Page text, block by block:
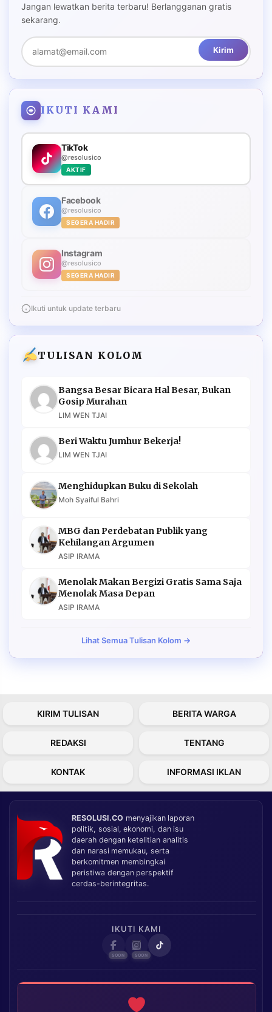
Jangan lewatkan berita terbaru! Berlangganan gratis
sekarang.
Kirim
IKUTI KAMI
TikTok
@resolusico
AKTIF
Facebook
@resolusico
SEGERA HADIR
Instagram
@resolusico
SEGERA HADIR
Ikuti untuk update terbaru
TULISAN KOLOM
Bangsa Besar Bicara Hal Besar, Bukan
Gosip Murahan
LIM WEN TJAI
Beri Waktu Jumhur Bekerja!
LIM WEN TJAI
Menghidupkan Buku di Sekolah
Moh Syaiful Bahri
MBG dan Perdebatan Publik yang
Kehilangan Argumen
ASIP IRAMA
Menolak Makan Bergizi Gratis Sama Saja
Menolak Masa Depan
ASIP IRAMA
Lihat Semua Tulisan Kolom →
KIRIM TULISAN BERITA WARGA
REDAKSI TENTANG
KONTAK INFORMASI IKLAN
RESOLUSI.CO menyajikan laporan
politik, sosial, ekonomi, dan isu
daerah dengan ketelitian analitis
dan narasi memukau, serta
berkomitmen membingkai
peristiwa dengan perspektif
cerdas-berintegritas.
IKUTI KAMI